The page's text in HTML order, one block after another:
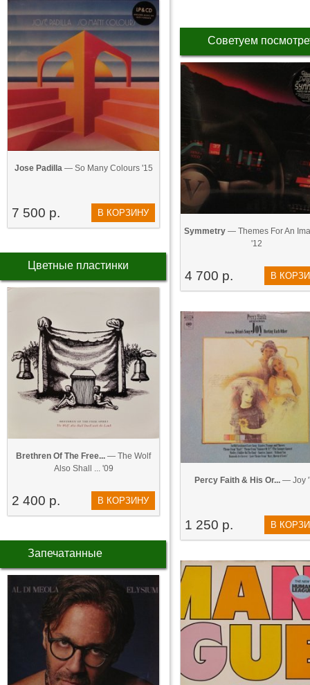
Jose Padilla— So Many Colours '15
7 500 р. В КОРЗИНУ
Цветные пластинки
Brethren Of The Free... — The Wolf
Also Shall ... '09
2 400 р. В КОРЗИНУ
Запечатанные
Советуем
Symmetry — Themes For An
'12
4 700 р. В
Percy Faith & His Or...— Joy
1 250 р. В